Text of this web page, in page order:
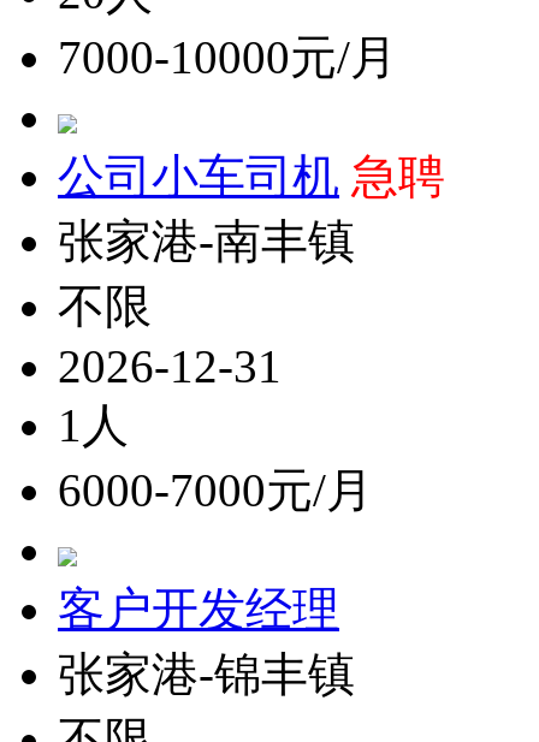
7000-10000元/月
公司小车司机 急聘
张家港-南丰镇
不限
2026-12-31
1人
6000-7000元/月
客户开发经理
张家港-锦丰镇